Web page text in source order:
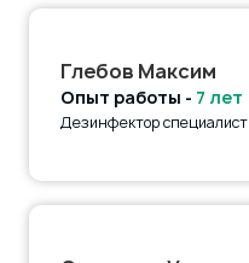
Глебов Максим
Опыт работы - 7 лет
Дезинфектор специалист